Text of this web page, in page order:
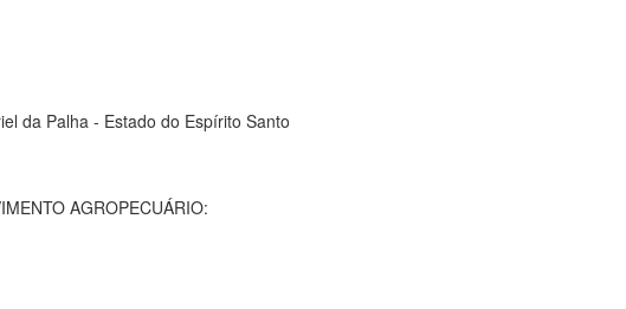
da Palha - Estado do Espírito Santo
AGROPECUÁRIO: